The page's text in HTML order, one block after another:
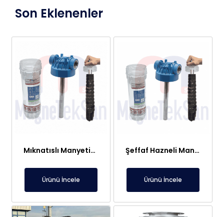
Son Eklenenler
Mıknatıslı Manyetik Tutucu Filtre Mıknatıs – Petek ve Kombi Temizliği
Ürünü İncele
Şeffaf Hazneli Manyetik Çubuk Filtre – Ekonomik ve Yüksek Verimli Metal Tutucu
Ürünü İncele